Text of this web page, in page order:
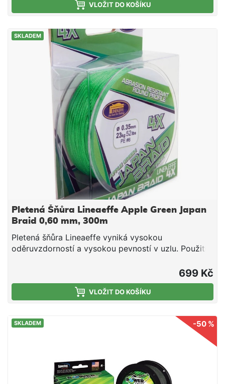
kg Průměr: 0,50 mm Počet vláken: 4
VLOŽIT DO KOŠÍKU
SKLADEM
Pletená Šňůra Lineaeffe Apple Green Japan
Braid 0,60 mm, 300m
Pletená šňůra Lineaeffe vyniká vysokou
oděruvzdorností a vysokou pevností v uzlu. Použití
překážek nebo při lovu těch nesilnějších ryb na moři.
Parametry: Nosnost: 45,5 kg Průměr: 0,60 mm Počet
699 Kč
VLOŽIT DO KOŠÍKU
-50 %
SKLADEM